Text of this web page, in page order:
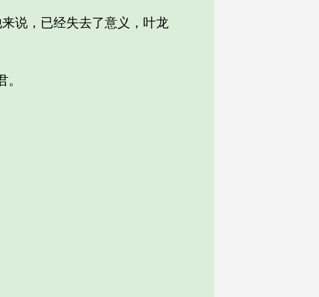
说，已经失去了意义，叶龙